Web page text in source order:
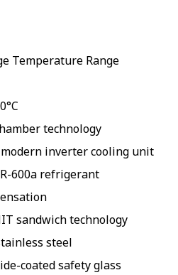
Temperature Range
technology
inverter cooling unit
600a refrigerant
sandwich technology
steel
coated safety glass